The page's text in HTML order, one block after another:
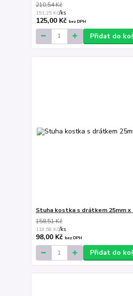
210,54 Kč
151,25 Kč/ks
125,00 Kč bez DPH
Přidat do
Stuha kostka s drátkem 25mm x
158,51 Kč
118,58 Kč/ks
98,00 Kč bez DPH
Přidat do